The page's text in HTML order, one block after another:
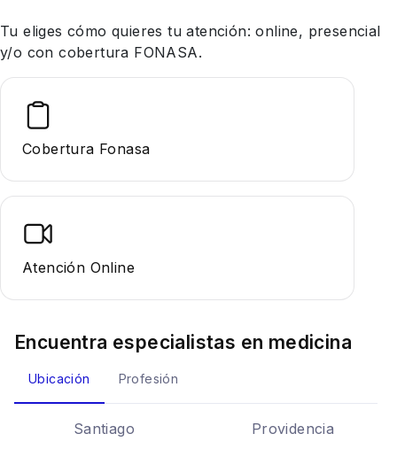
Tu eliges cómo quieres tu atención: online, presencial
y/o con cobertura FONASA.
Cobertura Fonasa
Atención Online
Encuentra especialistas en medicina
Ubicación Profesión
Santiago
Providencia